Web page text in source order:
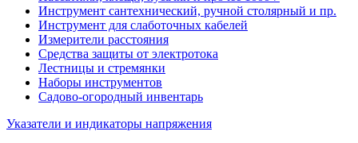
Инструмент сантехнический, ручной столярный и пр.
Инструмент для слаботочных кабелей
Измерители расстояния
Средства защиты от электротока
Лестницы и стремянки
Наборы инструментов
Садово-огородный инвентарь
Указатели и индикаторы напряжения